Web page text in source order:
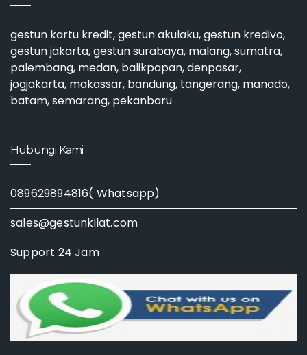
gestun kartu kredit,gestun akulaku,gestun kredivo,
gestun jakarta,gestun surabaya, malang, sumatra,
palembang, medan, balikpapan, denpasar,
jogjakarta, makassar, bandung, tangerang, manado,
batam, semarang, pekanbaru
Hubungi Kami
089629894816( Whatsapp)
sales@gestunkilat.com
Support 24 Jam